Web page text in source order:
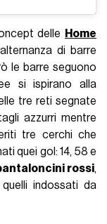
delle
Home
di barre
le barre seguono
si ispirano alla
tre reti segnate
azzurri mentre
tre cerchi che
quei gol: 14, 58 e
rossi,
indossati da